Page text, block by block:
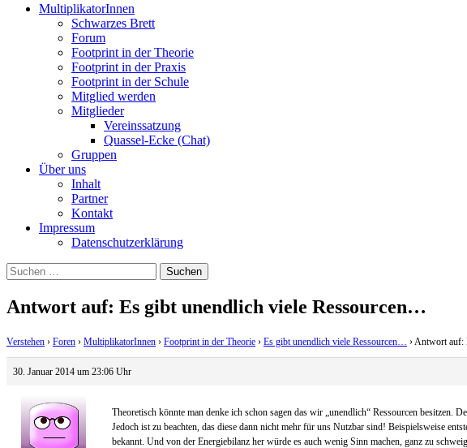
MultiplikatorInnen
Schwarzes Brett
Forum
Footprint in der Theorie
Footprint in der Praxis
Footprint in der Schule
Mitglied werden
Mitglieder
Vereinssatzung
Quassel-Ecke (Chat)
Gruppen
Über uns
Inhalt
Partner
Kontakt
Impressum
Datenschutzerklärung
Suchen
nach:
Antwort auf: Es gibt unendlich viele Ressourcen…
Verstehen › Foren › MultiplikatorInnen › Footprint in der Theorie › Es gibt unendlich viele Ressourcen… › Antwort auf:
30. Januar 2014 um 23:06 Uhr
Theoretisch könnte man denke ich schon sagen das wir „unendlich“ Ressourcen besitzen.
Jedoch ist zu beachten, das diese dann nicht mehr für uns Nutzbar sind! Beispielsweise
bekannt. Und von der Energiebilanz her würde es auch wenig Sinn machen, ganz zu